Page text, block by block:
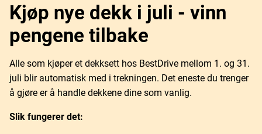
Kjøp nye dekk i juli - vinn
pengene tilbake
Alle som kjøper et dekksett hos BestDrive mellom 1. og 31.
juli blir automatisk med i trekningen. Det eneste du trenger
å gjøre er å handle dekkene dine som vanlig.
Slik fungerer det: